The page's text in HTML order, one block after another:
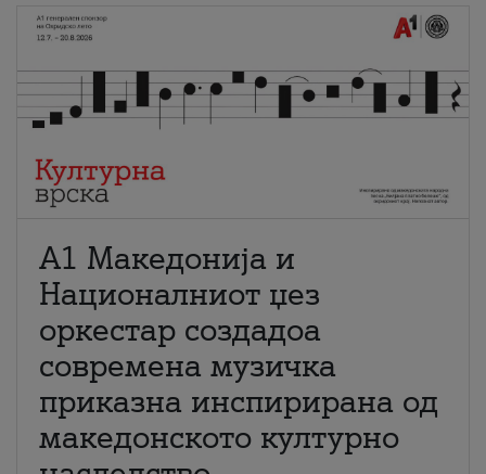
А1 Македонија и
Националниот џез
оркестар создадоа
современа музичка
приказна инспирирана од
македонското културно